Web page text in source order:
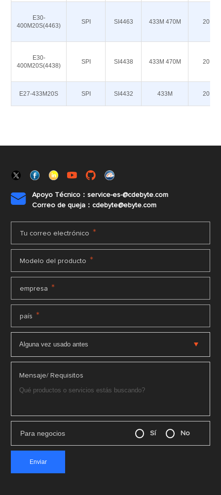
E30-
400M20S(4463)
SPI SI4463 433M 470M 20
E30-
400M20S(4438)
SPI SI4438 433M 470M 20
E27-433M20S SPI SI4432 433M 20

Apoyo Técnico：service-es-@cdebyte.com
Correo de queja：cdebyte@ebyte.com
Tu correo electrónico *
Modelo del producto *
empresa *
país *
Mensaje/ Requisitos
Para negocios Sí No